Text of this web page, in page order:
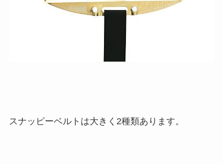
スナッピーベルトは大きく2種類あります。